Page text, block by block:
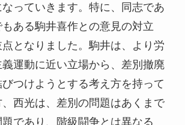
っていきます。特に、同志であ
もある駒井喜作との意見の対立
となりました。駒井は、より労
運動に近い立場から、差別撤廃
つけようとする考え方を持って
西光は、差別の問題はあくまで
であり、階級闘争とは異なる